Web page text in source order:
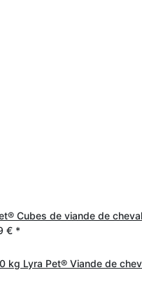
Cubes de viande de cheval
€ *